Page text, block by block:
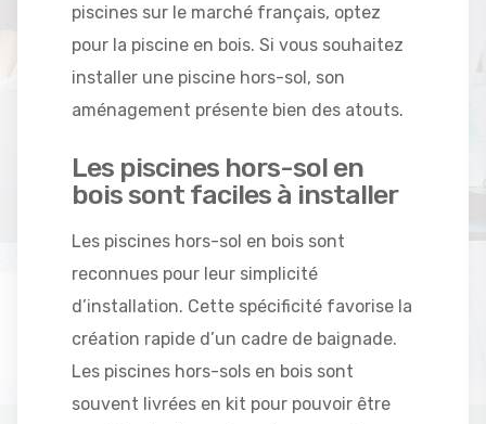
piscines sur le marché français, optez
pour la piscine en bois. Si vous souhaitez
installer une piscine hors-sol, son
aménagement présente bien des atouts.
Les piscines hors-sol en
bois sont faciles à installer
Les piscines hors-sol en bois sont
reconnues pour leur simplicité
d’installation. Cette spécificité favorise la
création rapide d’un cadre de baignade.
Les piscines hors-sols en bois sont
souvent livrées en kit pour pouvoir être